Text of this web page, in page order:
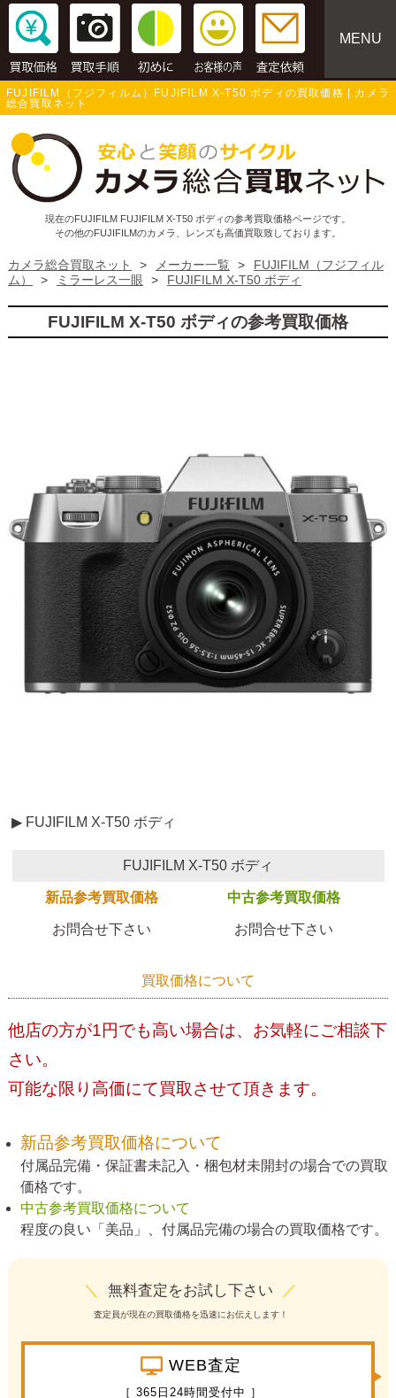
MENU
FUJIFILM（フジフィルム）FUJIFILM X-T50 ボディの買取価格 | カメラ
総合買取ネット
現在のFUJIFILM FUJIFILM X-T50 ボディの参考買取価格ページです。
その他のFUJIFILMのカメラ、レンズも高価買取致しております。
カメラ総合買取ネット > メーカー一覧 >
FUJIFILM（フジフィル
ム）
> ミラーレス一眼 > FUJIFILM X-T50 ボディ
FUJIFILM X-T50 ボディの参考買取価格
▶ FUJIFILM X-T50 ボディ
FUJIFILM X-T50 ボディ
新品参考買取価格 中古参考買取価格
お問合せ下さい お問合せ下さい
買取価格について
他店の方が1円でも高い場合は、お気軽にご相談下
さい。
可能な限り高価にて買取させて頂きます。
新品参考買取価格について
付属品完備・保証書未記入・梱包材未開封の場合での買取
価格です。
中古参考買取価格について
程度の良い「美品」、付属品完備の場合の買取価格です。
＼ 無料査定をお試し下さい ／
査定員が現在の買取価格を迅速にお伝えします！
WEB査定
［ 365日24時間受付中 ］